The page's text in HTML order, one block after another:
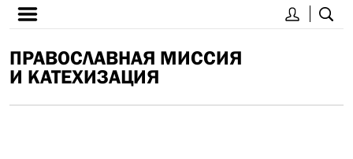
ПРАВОСЛАВНАЯ МИССИЯ
И КАТЕХИЗАЦИЯ